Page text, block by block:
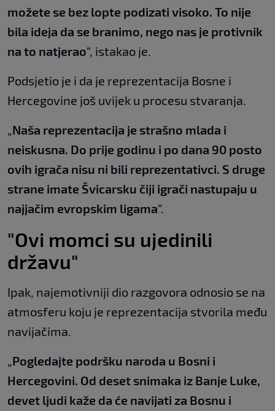
možete se bez lopte podizati visoko. To nije
bila ideja da se branimo, nego nas je protivnik
na to natjerao“, istakao je.
Podsjetio je i da je reprezentacija Bosne i
Hercegovine još uvijek u procesu stvaranja.
„Naša reprezentacija je strašno mlada i
neiskusna. Do prije godinu i po dana 90 posto
ovih igrača nisu ni bili reprezentativci. S druge
strane imate Švicarsku čiji igrači nastupaju u
najjačim evropskim ligama“.
"Ovi momci su ujedinili
državu"
Ipak, najemotivniji dio razgovora odnosio se na
atmosferu koju je reprezentacija stvorila među
navijačima.
„Pogledajte podršku naroda u Bosni i
Hercegovini. Od deset snimaka iz Banje Luke,
devet ljudi kaže da će navijati za Bosnu i